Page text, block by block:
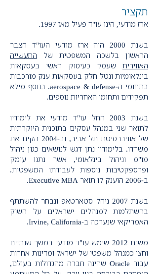
תקציר
ארז מודעי, הינו עו"ד פעיל מאז 1997.
בשנת 2000 היה ארז מודעי העו"ד הצבר
הראשון בלשכה המשפטית של התעשייה
האווירית שעסק כעיסוק ראשי בעסקאות
בינלאומיות ונטל חלק בעסקאות ענק מורכבות
בתחומי ה-aerospace & defense. בנוסף מילא
תפקידים ותחומי האחריות נוספים.
בשנת 2003 החל עו"ד מודעי את לימודיו
לתואר שני במנהל עסקים בתוכנית היוקרתית
של אוניברסיטת תל אביב, וב-2004 הקים את
משרדו. בלימודיו נתן דגש לנושאים כגון ניהול
מו"מ וניהול בינלאומי, אשר נתנו עומק
ופרספקטיבות נוספות לעבודתו המשפטית.
ב-2006 הוענק לו תואר Executive MBA.
בשנת 2007 ניהל סטארטאפ ונבחר להשתתף
בהשתלמות למנהלים ישראלים על השוק
האמריקאי שנערכה ב-Irvine, California.
משנת 2012 שימש עו"ד מודעי במשך שנתיים
וחצי כמנהל משפטי של ישראל ומדינות אחרות
עבור Oracle שהינה חברה מהגדולות בעולם,